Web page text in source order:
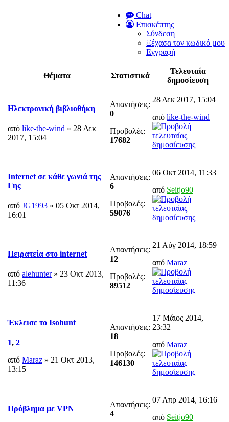
Chat
Επισκέπτης
Σύνδεση
Ξέχασα τον κωδικό μου
Εγγραφή
Θέματα Στατιστικά
Τελευταία
δημοσίευση
Ηλεκτρονική βιβλιοθήκη
από like-the-wind » 28 Δεκ
2017, 15:04
Απαντήσεις:
0
Προβολές:
17682
28 Δεκ 2017, 15:04
από like-the-wind
Internet σε κάθε γωνιά της
Γης
από JG1993 » 05 Οκτ 2014,
16:01
Απαντήσεις:
6
Προβολές:
59076
06 Οκτ 2014, 11:33
από Seitjo90
Πειρατεία στο internet
από alehunter» 23 Οκτ 2013,
11:36
Απαντήσεις:
12
Προβολές:
89512
21 Αύγ 2014, 18:59
από Maraz
Έκλεισε το Isohunt
1, 2
από Maraz » 21 Οκτ 2013,
13:15
Απαντήσεις:
18
Προβολές:
146130
17 Μάιος 2014,
23:32
από Maraz
Πρόβλημα με VPN
Απαντήσεις:
4
07 Απρ 2014, 16:16
από Seitjo90